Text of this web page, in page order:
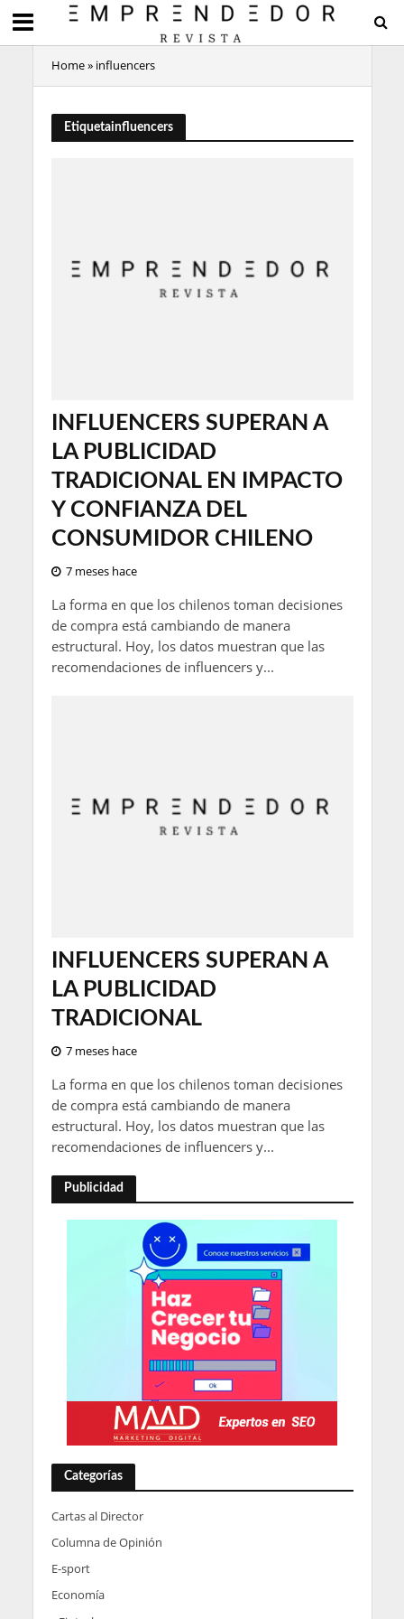
Home» influencers
Etiquetainfluencers
INFLUENCERS SUPERAN A
LA PUBLICIDAD
TRADICIONAL EN IMPACTO
Y CONFIANZA DEL
CONSUMIDOR CHILENO
7 meses hace
La forma en que los chilenos toman decisiones
de compra está cambiando de manera
estructural. Hoy, los datos muestran que las
recomendaciones de influencers y...
INFLUENCERS SUPERAN A
LA PUBLICIDAD
TRADICIONAL
7 meses hace
La forma en que los chilenos toman decisiones
de compra está cambiando de manera
estructural. Hoy, los datos muestran que las
recomendaciones de influencers y...
Publicidad
Categorías
Cartas al Director
Columna de Opinión
E-sport
Economía